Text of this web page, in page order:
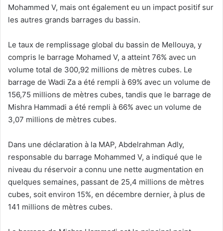
Mohammed V, mais ont également eu un impact positif sur
les autres grands barrages du bassin.
Le taux de remplissage global du bassin de Mellouya, y
compris le barrage Mohamed V, a atteint 76% avec un
volume total de 300,92 millions de mètres cubes. Le
barrage de Wadi Za a été rempli à 69% avec un volume de
156,75 millions de mètres cubes, tandis que le barrage de
Mishra Hammadi a été rempli à 66% avec un volume de
3,07 millions de mètres cubes.
Dans une déclaration à la MAP, Abdelrahman Adly,
responsable du barrage Mohammed V, a indiqué que le
niveau du réservoir a connu une nette augmentation en
quelques semaines, passant de 25,4 millions de mètres
cubes, soit environ 15%, en décembre dernier, à plus de
141 millions de mètres cubes.